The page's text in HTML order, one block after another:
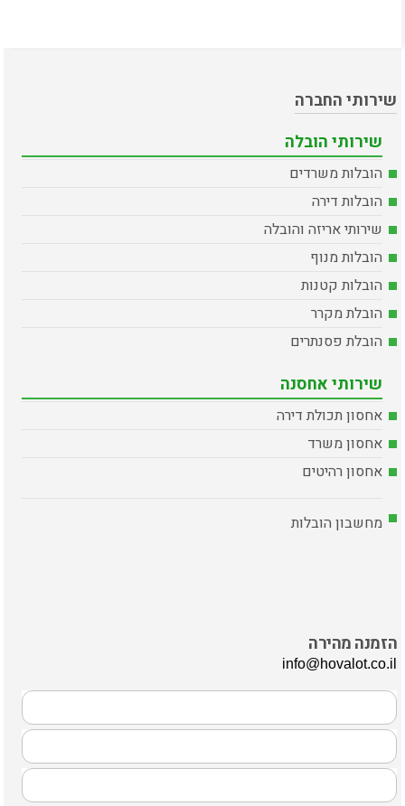
שירותי החברה
שירותי הובלה
הובלות משרדים
הובלות דירה
שירותי אריזה והובלה
הובלות מנוף
הובלות קטנות
הובלת מקרר
הובלת פסנתרים
שירותי אחסנה
אחסון תכולת דירה
אחסון משרד
אחסון רהיטים
מחשבון הובלות
הזמנה מהירה
info@hovalot.co.il